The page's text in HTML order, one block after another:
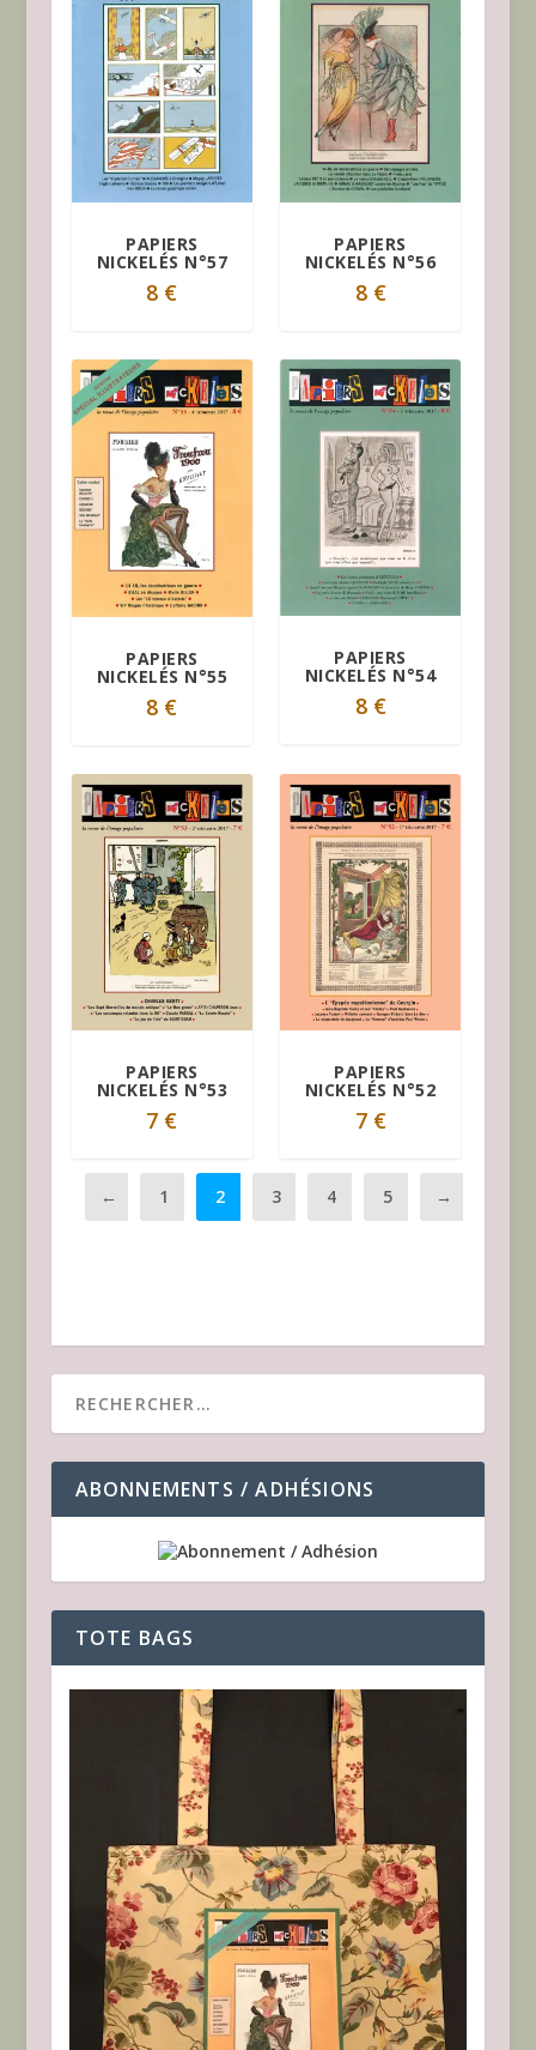
PAPIERS
NICKELÉS N°57
8 €
PAPIERS
NICKELÉS N°56
8 €
PAPIERS
NICKELÉS N°55
8 €
PAPIERS
NICKELÉS N°54
8 €
PAPIERS
NICKELÉS N°53
7 €
PAPIERS
NICKELÉS N°52
7 €
← 1 2 3 4 5 →
ABONNEMENTS / ADHÉSIONS
TOTE BAGS